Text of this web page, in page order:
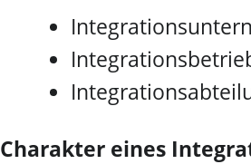
Charakter eines